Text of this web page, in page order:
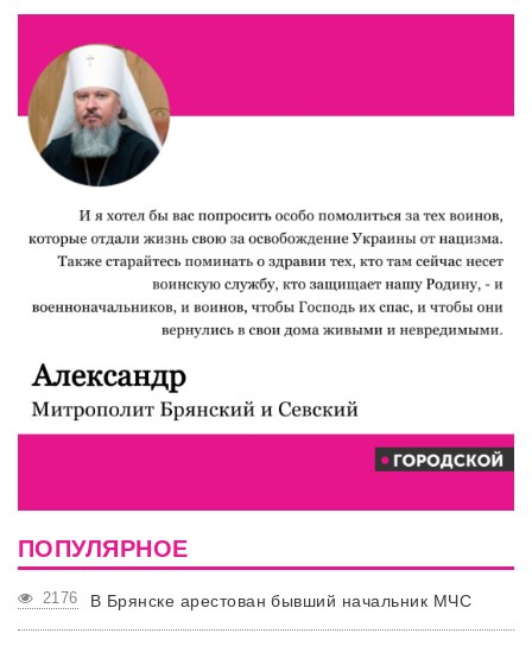
ПОПУЛЯРНОЕ
2176 В Брянске арестован бывший начальник МЧС